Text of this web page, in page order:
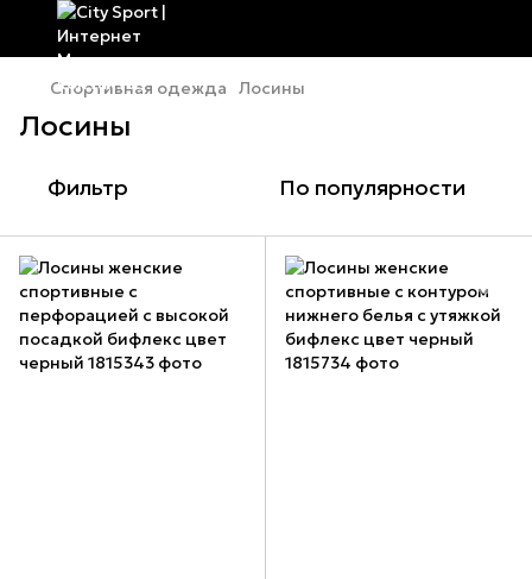
Спортивная одежда Лосины
Лосины
Фильтр По популярности